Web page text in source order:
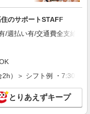
含む)＞
/ms270401
のサポートSTAFF
週払い有/交通費全支給(ガ
2h）＞ シフト例 ・7:30
とりあえずキープ